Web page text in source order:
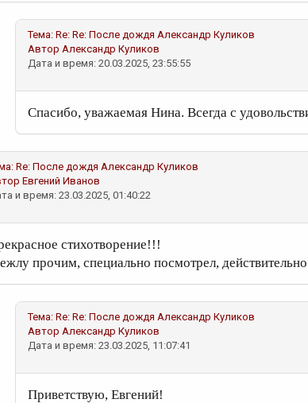
Тема: Re: Re: После дождя Александр Куликов
Автор Александр Куликов
Дата и время: 20.03.2025, 23:55:55
Спасибо, уважаемая Нина. Всегда с
Re: После дождя Александр Куликов
Евгений Иванов
и время: 23.03.2025, 01:40:22
стихотворение!!!
прочим, специально посмотрел,
Тема: Re: Re: После дождя Александр Куликов
Автор Александр Куликов
Дата и время: 23.03.2025, 11:07:41
Приветствую, Евгений!